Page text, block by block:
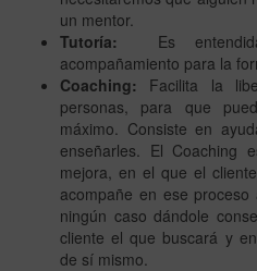
un mentor.
Tutoría:
Es
acompañamiento para la
Coaching: Facilita la
personas, para que
máximo. Consiste en
enseñarles. El Coaching
mejora, en el que el
acompañe en ese
ningún caso dándole
cliente el que buscará y
de sí mismo.